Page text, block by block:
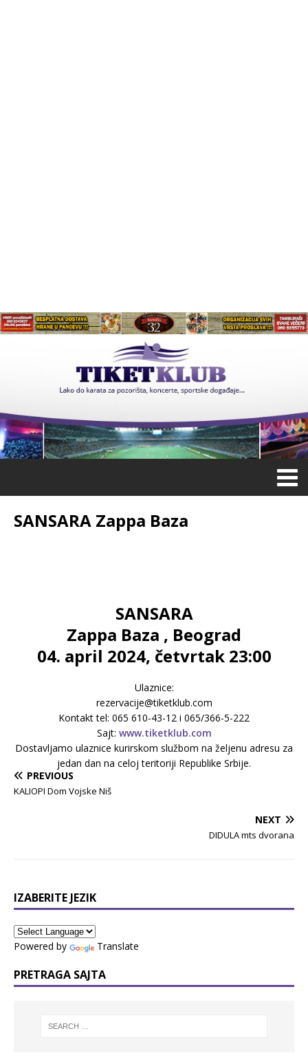
SANSARA Zappa Baza
SANSARA
Zappa Baza , Beograd
04. april 2024, četvrtak 23:00
Ulaznice:
rezervacije@tiketklub.com
Kontakt tel: 065 610-43-12 i 065/366-5-222
Sajt: www.tiketklub.com
Dostavljamo ulaznice kurirskom službom na željenu adresu za
jedan dan na celoj teritoriji Republike Srbije.
PREVIOUS
KALIOPI Dom Vojske Niš
NEXT
DIDULA mts dvorana
IZABERITE JEZIK
Powered by Translate
PRETRAGA SAJTA